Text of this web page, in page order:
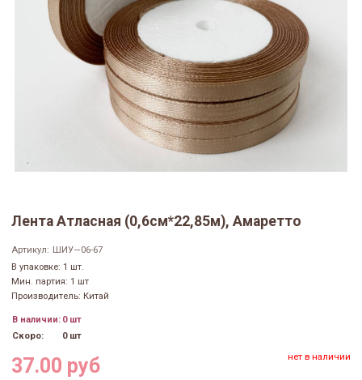
Лента Атласная (0,6см*22,85м), Амаретто
Артикул: ШИУ—06-67
В упаковке: 1 шт.
Мин. партия: 1 шт
Производитель: Китай
В наличии: 0 шт
Скоро:
0 шт
37.00 руб нет в наличии